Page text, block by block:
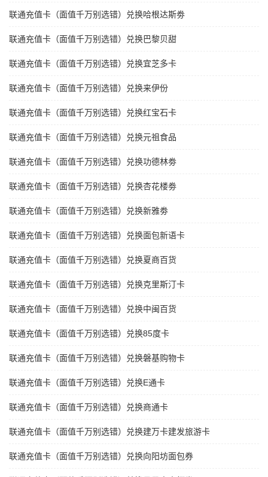
联通充值卡（面值千万别选错）兑换哈根达斯劵
联通充值卡（面值千万别选错）兑换巴黎贝甜
联通充值卡（面值千万别选错）兑换宜芝多卡
联通充值卡（面值千万别选错）兑换来伊份
联通充值卡（面值千万别选错）兑换红宝石卡
联通充值卡（面值千万别选错）兑换元祖食品
联通充值卡（面值千万别选错）兑换功德林劵
联通充值卡（面值千万别选错）兑换杏花楼劵
联通充值卡（面值千万别选错）兑换新雅劵
联通充值卡（面值千万别选错）兑换面包新语卡
联通充值卡（面值千万别选错）兑换夏商百货
联通充值卡（面值千万别选错）兑换克里斯汀卡
联通充值卡（面值千万别选错）兑换中闽百货
联通充值卡（面值千万别选错）兑换85度卡
联通充值卡（面值千万别选错）兑换磐基购物卡
联通充值卡（面值千万别选错）兑换E通卡
联通充值卡（面值千万别选错）兑换商通卡
联通充值卡（面值千万别选错）兑换建万卡建发旅游卡
联通充值卡（面值千万别选错）兑换向阳坊面包券